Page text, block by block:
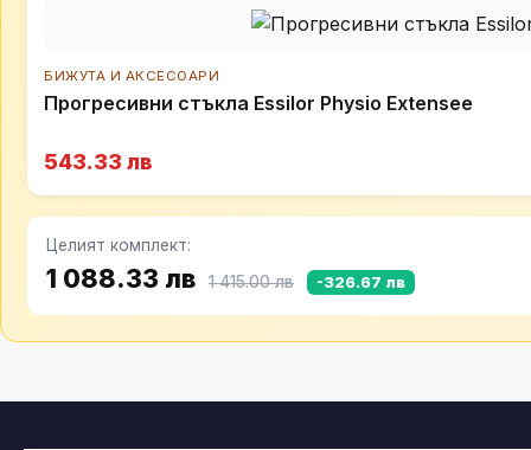
БИЖУТА И АКСЕСОАРИ
Прогресивни стъкла Essilor Physio Extensee
543.33 лв
Целият комплект:
1 088.33 лв 1 415.00 лв -326.67 лв